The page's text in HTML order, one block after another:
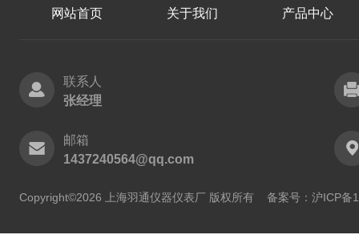
网站首页 关于我们 产品中心
联系人
张经理
邮箱
1437240564@qq.com
Copyright©2026 上海羽通仪器仪表厂 版权所有 备案号：沪ICP备